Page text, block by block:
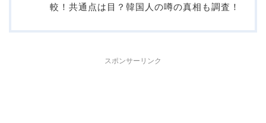
較！共通点は目？韓国人の噂の真相も調査！
スポンサーリンク